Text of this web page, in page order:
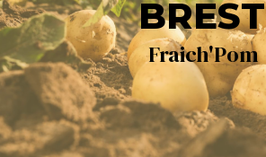
BREST
Fraich'Pom